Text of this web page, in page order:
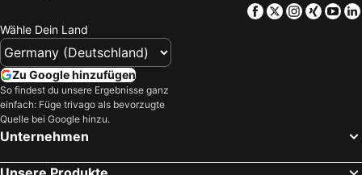
Facebook
TwitterXing
Wähle Dein Land
Zu Google hinzufügen
So findest du unsere Ergebnisse ganz
einfach: Füge trivago als bevorzugte
Quelle bei Google hinzu.
Unternehmen